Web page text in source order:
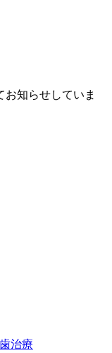
お知らせしていま
治療